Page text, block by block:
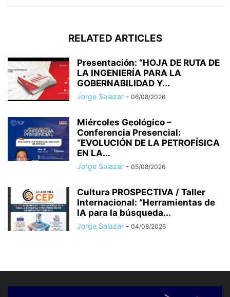
RELATED ARTICLES
Presentación: “HOJA DE RUTA DE
LA INGENIERÍA PARA LA
GOBERNABILIDAD Y...
Jorge Salazar - 06/08/2026
Miércoles Geológico –
Conferencia Presencial:
“EVOLUCIÓN DE LA PETROFÍSICA
EN LA...
Jorge Salazar - 05/08/2026
Cultura PROSPECTIVA / Taller
Internacional: “Herramientas de
IA para la búsqueda...
Jorge Salazar - 04/08/2026